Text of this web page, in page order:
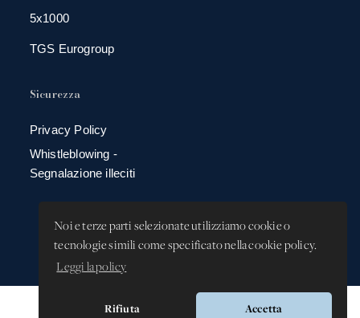
Noi e terze parti selezionate utilizziamo cookie o
tecnologie simili come specificato nella cookie policy.
Leggi la policy
Rifiuta Accetta
5x1000
TGS Eurogroup
Sicurezza
Privacy Policy
Whistleblowing -
Segnalazione illeciti